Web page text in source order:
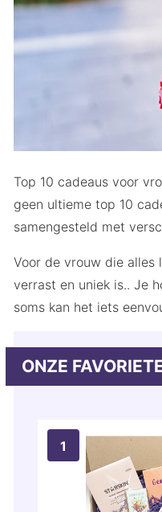
Top 10 cadeaus voor
geen ultieme top 10
samengesteld met
Voor de vrouw die
verrast en uniek is.. Je
soms kan het iets